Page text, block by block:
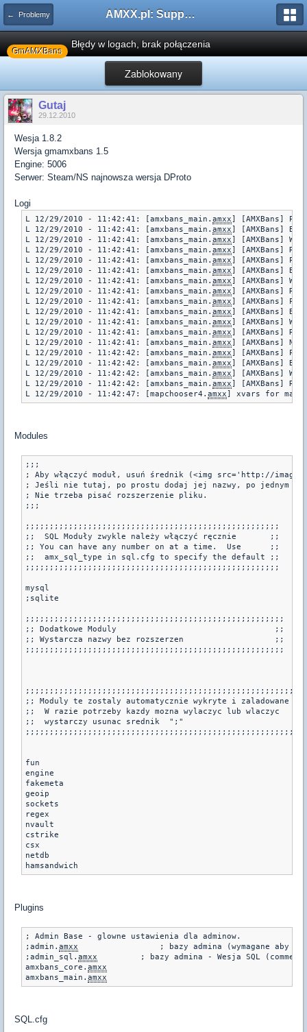
← Problemy AMXX.pl: Support AMX Mod X i SourceMod
GmAMXBans
Błędy w logach, brak połączenia
Zablokowany
Gutaj
29.12.2010
Wesja 1.8.2
Wersja gmamxbans 1.5
Engine: 5006
Serwer: Steam/NS najnowsza wersja DProto
Logi
L 12/29/2010 - 11:42:41: [amxbans_main. amxx] [AMXBans]
L 12/29/2010 - 11:42:41: [amxbans_main. amxx] [AMXBans]
L 12/29/2010 - 11:42:41: [amxbans_main. amxx] [AMXBans]
L 12/29/2010 - 11:42:41: [amxbans_main. amxx] [AMXBans]
L 12/29/2010 - 11:42:41: [amxbans_main. amxx] [AMXBans]
L 12/29/2010 - 11:42:41: [amxbans_main. amxx] [AMXBans]
L 12/29/2010 - 11:42:41: [amxbans_main. amxx] [AMXBans]
L 12/29/2010 - 11:42:41: [amxbans_main. amxx] [AMXBans]
L 12/29/2010 - 11:42:41: [amxbans_main. amxx] [AMXBans]
L 12/29/2010 - 11:42:41: [amxbans_main. amxx] [AMXBans]
L 12/29/2010 - 11:42:41: [amxbans_main. amxx] [AMXBans]
L 12/29/2010 - 11:42:41: [amxbans_main. amxx] [AMXBans]
L 12/29/2010 - 11:42:41: [amxbans_main. amxx] [AMXBans] Nie
L 12/29/2010 - 11:42:42: [amxbans_main. amxx] [AMXBans]
L 12/29/2010 - 11:42:42: [amxbans_main. amxx] [AMXBans]
L 12/29/2010 - 11:42:42: [amxbans_main. amxx] [AMXBans]
L 12/29/2010 - 11:42:42: [amxbans_main. amxx] [AMXBans]
L 12/29/2010 - 11:42:47: [mapchooser4. amxx
Modules
;;;
; Aby włączyć moduł, usuń średnik (<img src='http://
; Jeśli nie tutaj, po prostu dodaj jej nazwy, po jednym w
; Nie trzeba pisać rozszerzenie pliku.
;;;
;;;;;;;;;;;;;;;;;;;;;;;;;;;;;;;;;;;;;;;;;;;;;;;;;;;;;
;;  SQL Moduły zwykle należy włączyć ręcznie       ;;
;; You can have any number on at a time.  Use      ;;
;;  amx_sql_type in sql.cfg to specify the default ;;
;;;;;;;;;;;;;;;;;;;;;;;;;;;;;;;;;;;;;;;;;;;;;;;;;;;;;
mysql
;sqlite
;;;;;;;;;;;;;;;;;;;;;;;;;;;;;;;;;;;;;;;;;;;;;;;;;;;;;;
;; Dodatkowe Moduly                                 ;;
;; Wystarcza nazwy bez rozszerzen                   ;;
;;;;;;;;;;;;;;;;;;;;;;;;;;;;;;;;;;;;;;;;;;;;;;;;;;;;;;
;; Moduly te zostaly automatycznie wykryte i zaladowane
;;  W razie potrzeby kazdy mozna wylaczyc lub wlaczyc
;;  wystarczy usunac srednik  ";"
fun
engine
fakemeta
geoip
sockets
regex
nvault
cstrike
csx
netdb
hamsandwich
Plugins
; Admin Base - glowne ustawienia dla adminow.
;admin. amxx
;admin_sql. amxx
; bazy admina - Wesja SQL
amxbans_core. amxx
amxbans_main. amxx
SQL.cfg